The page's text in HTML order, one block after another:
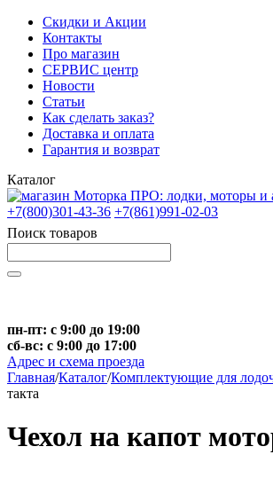
Скидки и Акции
Контакты
Про магазин
СЕРВИС центр
Новости
Статьи
Как сделать заказ?
Доставка и оплата
Гарантия и возврат
Каталог
+7(800)301-43-36 +7(861)991-02-03
Поиск товаров
пн-пт: с 9:00 до 19:00
сб-вс: с 9:00 до 17:00
Адрес и схема проезда
Главная/Каталог/Комплектующие для
такта
Чехол на капот